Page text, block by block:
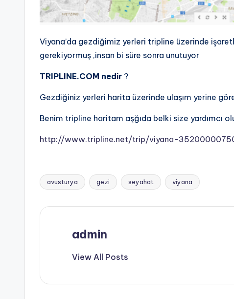
Viyana’da gezdiğimiz yerleri tripline üzerinde
gerekiyormuş ,insan bi süre sonra unutuyor
TRIPLINE.COM nedir ?
Gezdiğiniz yerleri harita üzerinde ulaşım yerine
Benim tripline haritam aşğıda belki size yardımcı
http://www.tripline.net/trip/viyana-
Tags:
avusturya gezi seyahat viyana
admin
View All Posts